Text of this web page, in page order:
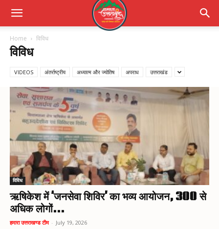
Home विविध
विविध
VIDEOS अंतर्राष्ट्रीय अध्यात्म और ज्योतिष अपराध उत्तराखंड
विविध
ऋषिकेश में ‘जनसेवा शिविर’ का भव्य आयोजन, 300 से
अधिक लोगों...
हमारा उत्तराखण्ड टीम - July 19, 2026